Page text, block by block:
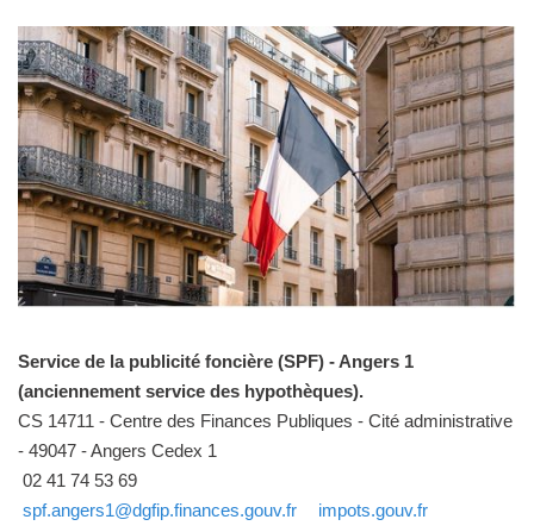
Service de la publicité foncière (SPF) - Angers 1
(anciennement service des hypothèques).
CS 14711 - Centre des Finances Publiques - Cité administrative
- 49047 - Angers Cedex 1
02 41 74 53 69
spf.angers1@dgfip.finances.gouv.fr
impots.gouv.fr